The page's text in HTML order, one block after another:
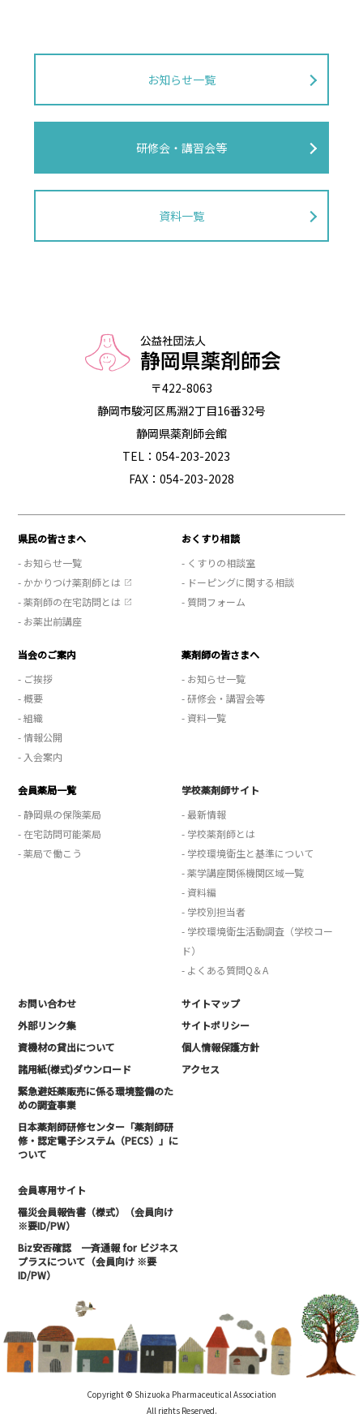
お知らせ一覧
研修会・講習会等
資料一覧
〒422-8063
静岡市駿河区馬淵2丁目16番32号
静岡県薬剤師会館
TEL：054-203-2023
FAX：054-203-2028
県民の皆さまへ
- お知らせ一覧
- かかりつけ薬剤師とは
- 薬剤師の在宅訪問とは
- お薬出前講座
おくすり相談
- くすりの相談室
- ドーピングに関する相談
- 質問フォーム
当会のご案内
- ご挨拶
- 概要
- 組織
- 情報公開
- 入会案内
薬剤師の皆さまへ
- お知らせ一覧
- 研修会・講習会等
- 資料一覧
会員薬局一覧
- 静岡県の保険薬局
- 在宅訪問可能薬局
- 薬局で働こう
学校薬剤師サイト
- 最新情報
- 学校薬剤師とは
- 学校環境衛生と基準について
- 薬学講座関係機関区域一覧
- 資料編
- 学校別担当者
- 学校環境衛生活動調査（学校コー
ド）
- よくある質問Q＆A
お問い合わせ
外部リンク集
資機材の貸出について
諸用紙(様式)ダウンロード
緊急避妊薬販売に係る環境整備のた
めの調査事業
日本薬剤師研修センター「薬剤師研
修・認定電子システム（PECS）」に
ついて
会員専用サイト
罹災会員報告書（様式）（会員向け
※要ID/PW）
Biz安否確認 一斉通報 for ビジネス
プラスについて（会員向け ※要
ID/PW）
サイトマップ
サイトポリシー
個人情報保護方針
アクセス
Copyright © Shizuoka Pharmaceutical Association
All rights Reserved.